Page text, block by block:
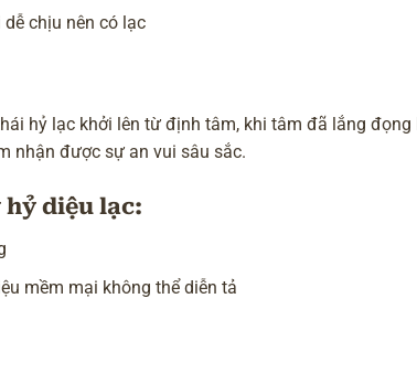
chịu nên có lạc
hỷ lạc khởi lên từ định tâm, khi tâm đã lắng
nhận được sự an vui sâu sắc.
hỷ diệu lạc:
mềm mại không thể diễn tả